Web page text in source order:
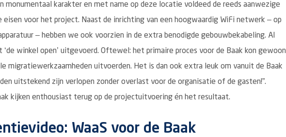
monumentaal karakter en met name op deze locatie voldeed de reeds aanwezige
eisen voor het project. Naast de inrichting van een hoogwaardig WiFi netwerk – op
– hebben we ook voorzien in de extra benodigde gebouwbekabeling. Al
winkel open’ uitgevoerd. Oftewel: het primaire proces voor de Baak kon gewoon
migratiewerkzaamheden uitvoerden. Het is dan ook extra leuk om vanuit de Baak
uitstekend zijn verlopen zonder overlast voor de organisatie of de gasten!”.
kijken enthousiast terug op de projectuitvoering én het resultaat.
WaaS voor de Baak